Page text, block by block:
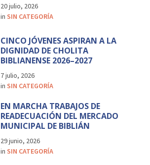
20 julio, 2026
in SIN CATEGORÍA
CINCO JÓVENES ASPIRAN A LA
DIGNIDAD DE CHOLITA
BIBLIANENSE 2026–2027
7 julio, 2026
in SIN CATEGORÍA
EN MARCHA TRABAJOS DE
READECUACIÓN DEL MERCADO
MUNICIPAL DE BIBLIÁN
29 junio, 2026
in SIN CATEGORÍA